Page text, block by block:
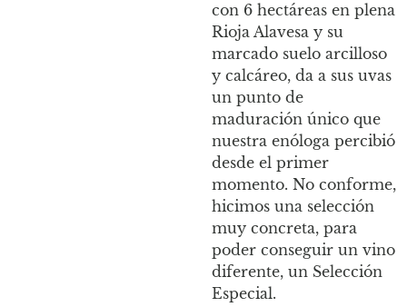
con 6 hectáreas en plena
Rioja Alavesa y su
marcado suelo arcilloso
y calcáreo, da a sus uvas
un punto de
maduración único que
nuestra enóloga percibió
desde el primer
momento. No conforme,
hicimos una selección
muy concreta, para
poder conseguir un vino
diferente, un Selección
Especial.